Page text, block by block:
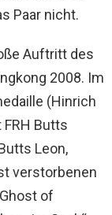
Paar nicht.
Auftritt des
2008. Im
(Hinrich
Butts
Leon,
verstorbenen
of